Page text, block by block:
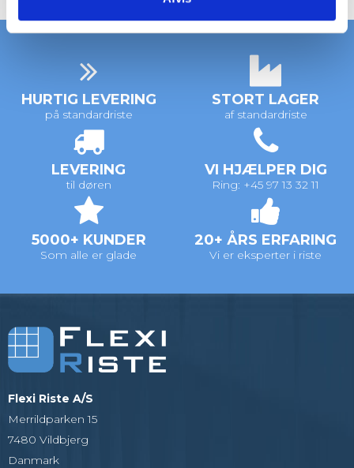
HURTIG LEVERING
på standardriste
STORT LAGER
af standardriste
LEVERING
til døren
VI HJÆLPER DIG
Ring: +45 97 13 32 11
5000+ KUNDER
Som alle er glade
20+ ÅRS ERFARING
Vi er eksperter i riste
Flexi Riste A/S
Merrildparken 15
7480 Vildbjerg
Danmark